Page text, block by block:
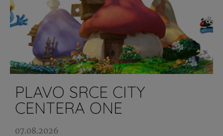
PLAVO SRCE CITY
CENTERA ONE
07.08.2026